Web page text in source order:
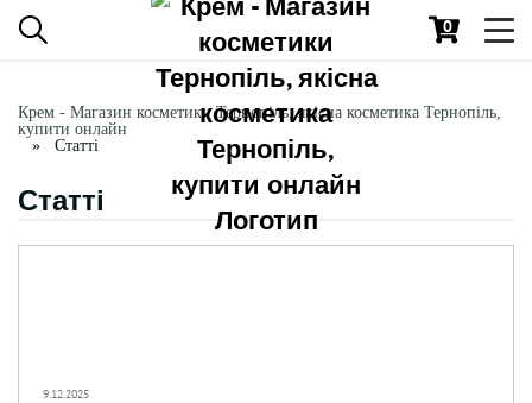
0
Крем - Магазин косметики Тернопіль, якісна косметика Тернопіль,
купити онлайн
Статті
Статті
9.12.2025